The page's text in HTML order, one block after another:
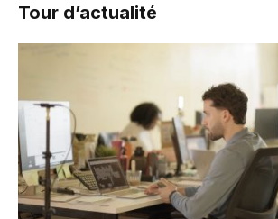
Tour d’actualité